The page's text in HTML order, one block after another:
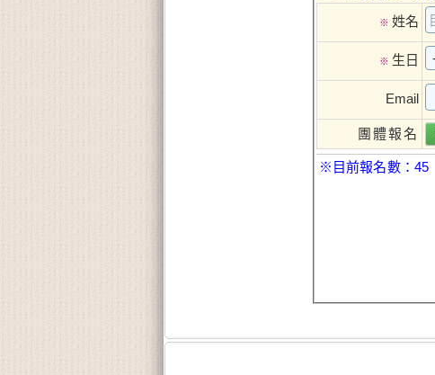
※ 姓名
※ 生日
Email
團體報名
※目前報名數：45